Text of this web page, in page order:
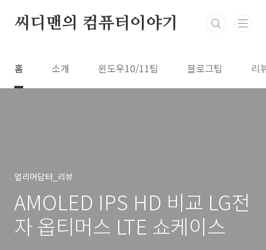
씨디맨의 컴퓨터이야기
홈 소개 윈도우10/11팁 블로그팁 리
얼리어답터_리뷰
AMOLED IPS HD 비교 LG전
자 옵티머스 LTE 쇼케이스